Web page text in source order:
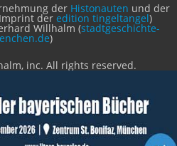
der Histonauten und der
der edition tingeltangel)
Willhalm (stadtgeschichte-
)
inc. All rights reserved.